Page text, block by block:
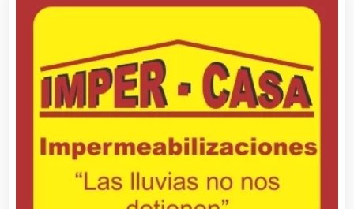
Artículos Importados
Artículos para el Hogar
Artículos para Regalos
Artículos Personales